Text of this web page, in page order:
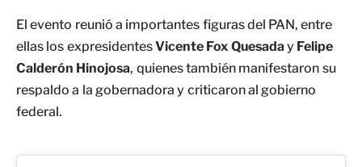
El evento reunió a importantes figuras del PAN, entre
ellas los expresidentesVicente Fox Quesaday Felipe
Calderón Hinojosa, quienes también manifestaron su
respaldo a la gobernadora y criticaron al gobierno
federal.